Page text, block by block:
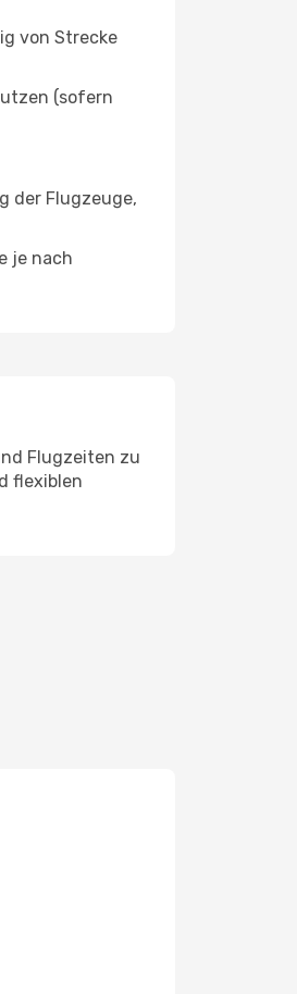
von Strecke
(sofern
der Flugzeuge,
je nach
Flugzeiten zu
flexiblen